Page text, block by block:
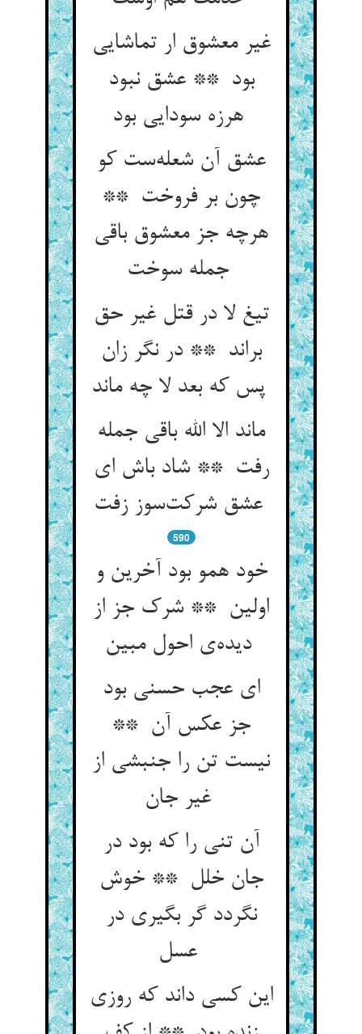
غیر معشوق ار تماشایی
بود ** عشق نبود
عشق آن شعله‌ست کو
چون بر فروخت **
هرچه جز معشوق باقی
تیغ لا در قتل غیر حق
براند ** در نگر زان
پس که بعد لا چه ماند
ماند الا الله باقی جمله
رفت ** شاد باش ای
عشق شرکت‌سوز زفت
590
خود همو بود آخرین و
اولین ** شرک جز از
دیده‌ی احول مبین
ای عجب حسنی بود
جز عکس آن **
نیست تن را جنبشی از
آن تنی را که بود در
جان خلل ** خوش
نگردد گر بگیری در
این کسی داند که روزی